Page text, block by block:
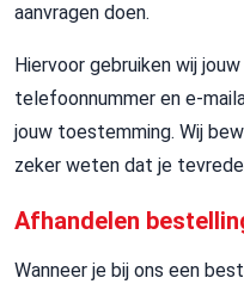
aanvragen doen.
Hiervoor gebruiken wij
telefoonnummer en e-
jouw toestemming. Wij
zeker weten dat je
Afhandelen
Wanneer je bij ons een